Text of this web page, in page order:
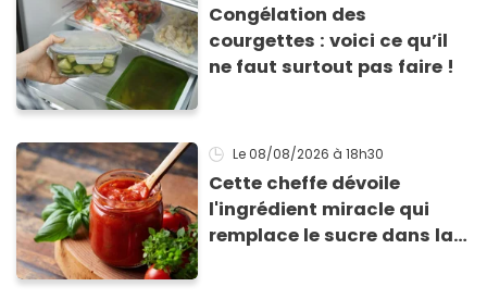
Congélation des
courgettes : voici ce qu’il
ne faut surtout pas faire !
Le 08/08/2026 à 18h30
Cette cheffe dévoile
l'ingrédient miracle qui
remplace le sucre dans la